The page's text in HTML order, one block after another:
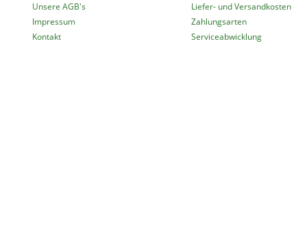
Unsere AGB's
Impressum
Kontakt
Liefer- und Versandkosten
Zahlungsarten
Serviceabwicklung